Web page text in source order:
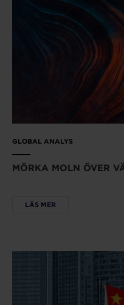
GLOBAL ANALYS
MÖRKA MOLN ÖVER
LÄS MER